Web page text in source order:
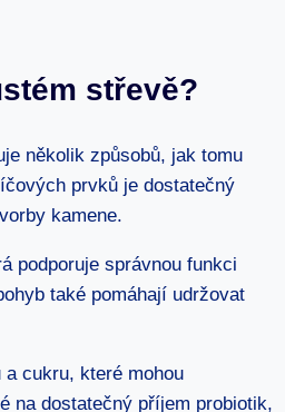
střevě?
několik způsobů, jak tomu
prvků je dostatečný
kamene.
podporuje správnou funkci
také pomáhají udržovat
cukru, které mohou
na dostatečný příjem probiotik,